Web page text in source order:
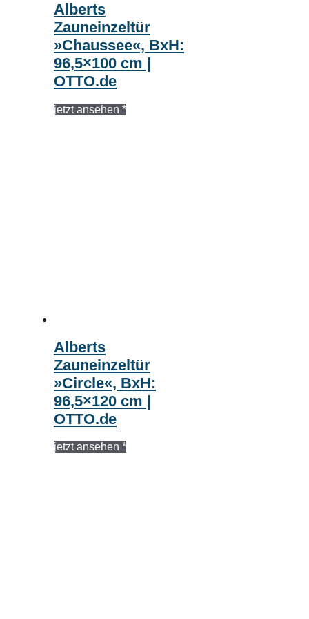
Alberts
Zauneinzeltür
»Chaussee«, BxH:
96,5×100 cm |
OTTO.de
jetzt ansehen *
Alberts
Zauneinzeltür
»Circle«, BxH:
96,5×120 cm |
OTTO.de
jetzt ansehen *